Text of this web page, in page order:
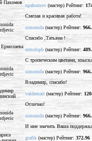
npahomov (мастер) Рейтинг:
Смелая и красивая работа!
simonida (мастер) Рейтинг:
Спасибо ,Татьяна !
ermolspb (мастер) Рейтинг:
С тропическим цветами,
simonida (мастер) Рейтинг:
Владимир, спасибо!
valdemart (мастер) Рейтинг:
Отлично!
simonida (мастер) Рейтинг:
И мне значить Ваша
grafik (мастер) Рейтинг: 372.96